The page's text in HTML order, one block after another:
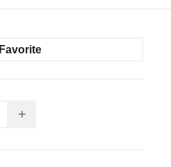
Favorite
+